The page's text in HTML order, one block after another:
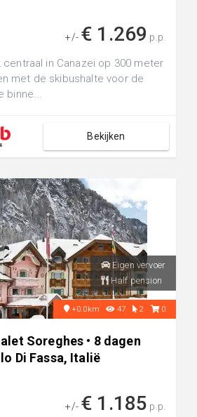
+/- € 1.269 p.p.
in Canazei op 300 meter
met de skibushalte voor de
binne...
Bekijken
Eigen vervoer
Half pension
+0.0km 47 2 0
Soreghes • 8 dagen
Di Fassa, Italië
+/- € 1.185 p.p.